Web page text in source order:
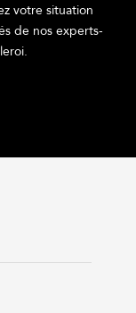
votre situation
de nos experts-